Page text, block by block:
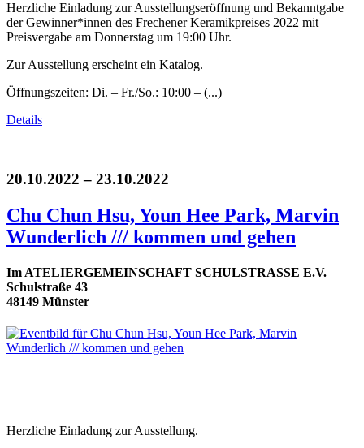
Herzliche Einladung zur Ausstellungseröffnung und Bekanntgabe
der Gewinner*innen des Frechener Keramikpreises 2022 mit
Preisvergabe am Donnerstag um 19:00 Uhr.
Zur Ausstellung erscheint ein Katalog.
Öffnungszeiten: Di. – Fr./So.: 10:00 – (...)
Details
20.10.2022 – 23.10.2022
Chu Chun Hsu, Youn Hee Park, Marvin
Wunderlich /// kommen und gehen
Im ATELIERGEMEINSCHAFT SCHULSTRASSE E.V.
Schulstraße 43
48149 Münster
Herzliche Einladung zur Ausstellung.